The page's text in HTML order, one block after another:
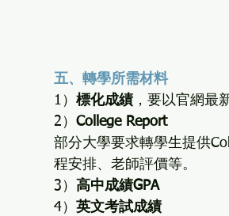
五、轉學所需材料
1） 標化成績，要以官網最
2） College Report
部分大學要求轉學生提供
程安排、老師評價等。
3） 高中成績GPA
4） 英文考試成績